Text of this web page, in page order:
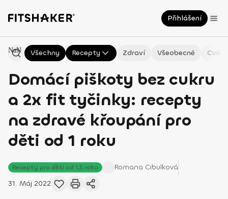
Přihlášení
Všechny Recepty Zdraví Všeobecné
Domácí piškoty bez cukru
a 2x fit tyčinky: recepty
na zdravé křoupání pro
děti od 1 roku
Recepty pro děti od 1,5 roku Romana Cibulková
31. Máj 2022
NaN